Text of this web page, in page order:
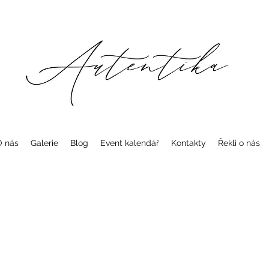
nás Galerie Blog Event kalendář Kontakty Řekli o nás